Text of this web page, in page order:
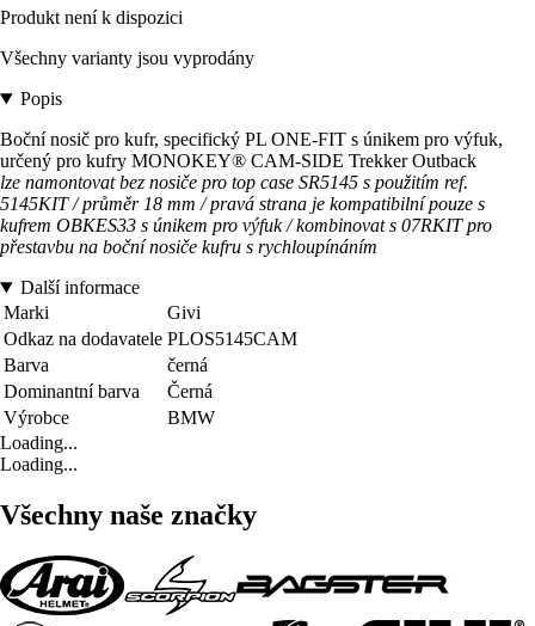
Produkt není k dispozici
Všechny varianty jsou vyprodány
Popis
Boční nosič pro kufr, specifický PL ONE-FIT s únikem pro výfuk,
určený pro kufry MONOKEY® CAM-SIDE Trekker Outback
lze namontovat bez nosiče pro top case SR5145 s použitím ref.
5145KIT / průměr 18 mm / pravá strana je kompatibilní pouze s
kufrem OBKES33 s únikem pro výfuk / kombinovat s 07RKIT pro
přestavbu na boční nosiče kufru s rychloupínáním
Další informace
Marki
Givi
Odkaz na dodavatele PLOS5145CAM
Barva
černá
Dominantní barva
Černá
Výrobce
BMW
Loading...
Loading...
Všechny naše značky